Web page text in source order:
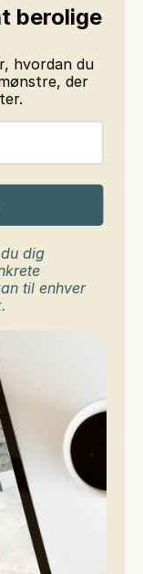
berolige
hvordan du
der
dig
til enhver